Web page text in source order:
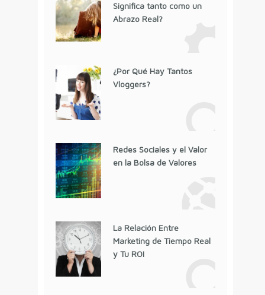
Significa tanto como un
Abrazo Real?
¿Por Qué Hay Tantos
Vloggers?
Redes Sociales y el Valor
en la Bolsa de Valores
La Relación Entre
Marketing de Tiempo Real
y Tu ROI